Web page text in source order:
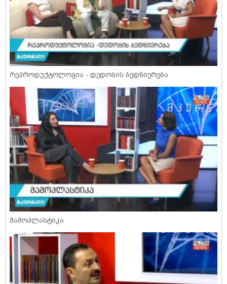
რეპროდუქტოლოგია - დედობის ბედნიერება
მამოპლასტიკა